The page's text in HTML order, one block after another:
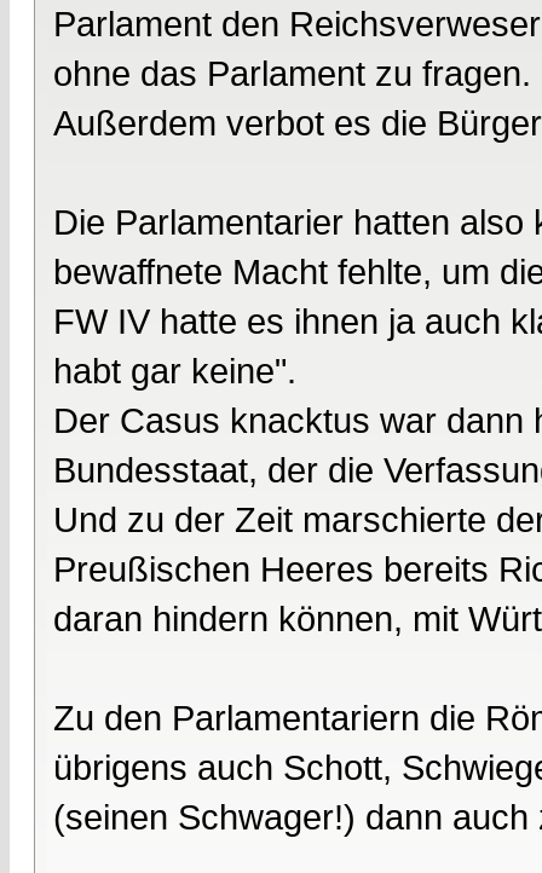
Parlament den
ohne das Parlament zu fragen.
Außerdem verbot es die
Die Parlamentarier hatten
bewaffnete Macht fehlte, um
FW IV hatte es ihnen ja auch
habt gar keine".
Der Casus knacktus war
Bundesstaat, der die
Und zu der Zeit marschierte
Preußischen Heeres bereits
daran hindern können, mit
Zu den Parlamentariern die
übrigens auch Schott,
(seinen Schwager!) dann